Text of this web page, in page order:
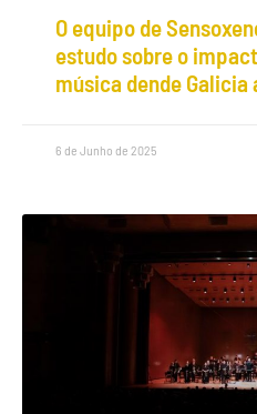
O equipo de
estudo sobre o
música dende
6 de Junho de 2025